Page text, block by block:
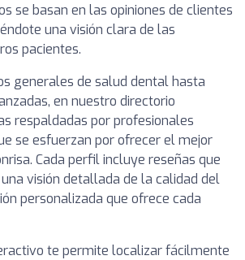
se basan en las opiniones de clientes
una visión clara de las
pacientes.
generales de salud dental hasta
en nuestro directorio
respaldadas por profesionales
se esfuerzan por ofrecer el mejor
Cada perfil incluye reseñas que
visión detallada de la calidad del
personalizada que ofrece cada
te permite localizar fácilmente